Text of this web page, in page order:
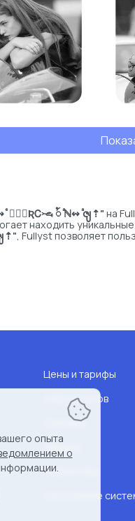
⃟⃟⃤ƦᏟ𖦦 ꪳ ⷶℕ↭ ⷶၛ⇡" на
находить
⇡", Fullyst позволяет
Цены и тарифы
Список чатов
Стикеры
Статистика
Состсояние
опыта
о